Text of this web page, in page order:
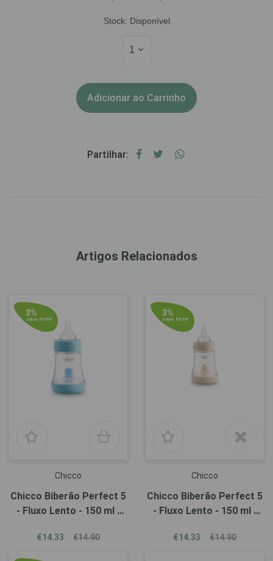
Stock: Disponível
1
Adicionar ao Carrinho
Partilhar:
Artigos Relacionados
3%
sobre P.V.P.R
Chicco
Chicco Biberão Perfect 5
- Fluxo Lento - 150 ml -
€14.33 €14.90
3%
sobre P.V.P.R
Chicco
Chicco Biberão Perfect 5
- Fluxo Lento - 150 ml -
€14.33 €14.90